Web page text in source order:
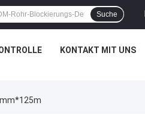
Suche
KONTAKT MIT UNS